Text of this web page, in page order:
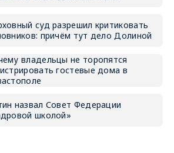
суд разрешил критиковать
причём тут дело Долиной
владельцы не торопятся
гостевые дома в
назвал Совет Федерации
школой»